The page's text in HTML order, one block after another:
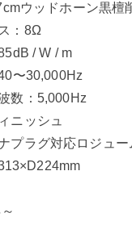
ウッドホーン黒檀
：8Ω
/ W / m
〜30,000Hz
数：5,000Hz
ニッシュ
プラグ対応ロジュ